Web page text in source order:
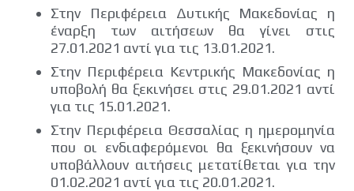
Στην Περιφέρεια Δυτικής Μακεδονίας η
έναρξη των αιτήσεων θα γίνει στις
27.01.2021 αντί για τις 13.01.2021.
Στην Περιφέρεια Κεντρικής Μακεδονίας η
υποβολή θα ξεκινήσει στις 29.01.2021 αντί
για τις 15.01.2021.
Στην Περιφέρεια Θεσσαλίας η ημερομηνία
που οι ενδιαφερόμενοι θα ξεκινήσουν να
υποβάλλουν αιτήσεις μετατίθεται για την
01.02.2021 αντί για τις 20.01.2021.